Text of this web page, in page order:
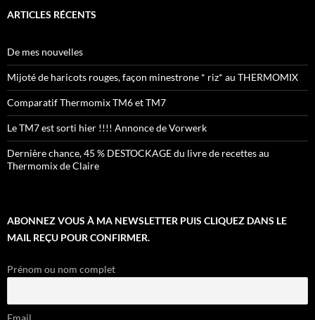
ARTICLES RÉCENTS
De mes nouvelles
Mijoté de haricots rouges, façon minestrone * riz* au THERMOMIX
Comparatif Thermomix TM6 et TM7
Le TM7 est sorti hier !!!! Annonce de Vorwerk
Dernière chance, 45 % DESTOCKAGE du livre de recettes au
Thermomix de Claire
ABONNEZ VOUS À MA NEWSLETTER PUIS CLIQUEZ DANS LE
MAIL REÇU POUR CONFIRMER.
Prénom ou nom complet
Email